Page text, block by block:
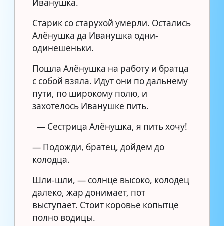
Иванушка.
Старик со старухой умерли. Остались
Алёнушка да Иванушка одни-
одинешеньки.
Пошла Алёнушка на работу и братца
с собой взяла. Идут они по дальнему
пути, по широкому полю, и
захотелось Иванушке пить.
— Сестрица Алёнушка, я пить хочу!
— Подожди, братец, дойдем до
колодца.
Шли-шли, — солнце высоко, колодец
далеко, жар донимает, пот
выступает. Стоит коровье копытце
полно водицы.